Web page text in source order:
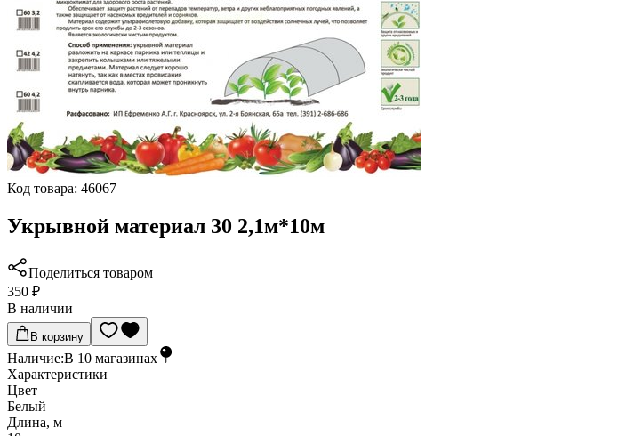
Код товара: 46067
Укрывной материал 30 2,1м*10м
Поделиться товаром
350 ₽
В наличии
В корзину
Наличие:В 10 магазинах
Характеристики
Цвет
Белый
Длина, м